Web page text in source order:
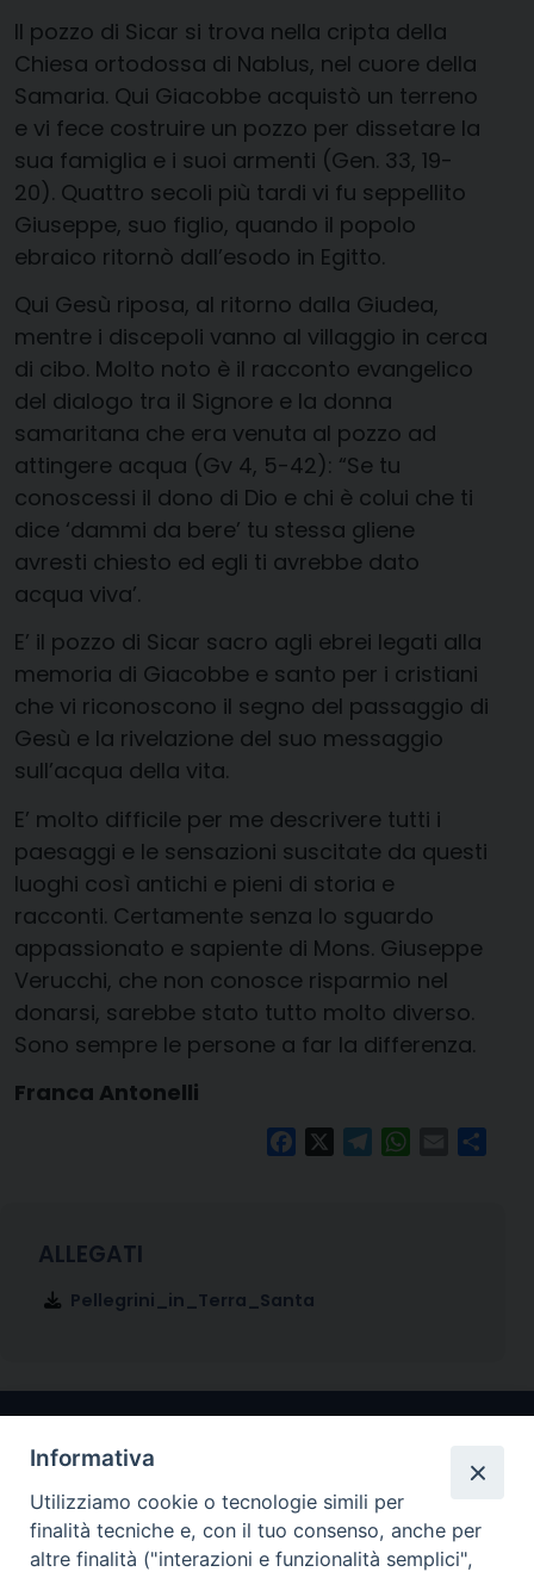
Il pozzo di Sicar si trova nella cripta della
Chiesa ortodossa di Nablus, nel cuore della
Samaria. Qui Giacobbe acquistò un terreno
e vi fece costruire un pozzo per dissetare la
sua famiglia e i suoi armenti (Gen. 33, 19-
20). Quattro secoli più tardi vi fu seppellito
Giuseppe, suo figlio, quando il popolo
ebraico ritornò dall’esodo in Egitto.
Qui Gesù riposa, al ritorno dalla Giudea,
mentre i discepoli vanno al villaggio in cerca
di cibo. Molto noto è il racconto evangelico
del dialogo tra il Signore e la donna
samaritana che era venuta al pozzo ad
attingere acqua (Gv 4, 5-42): “Se tu
conoscessi il dono di Dio e chi è colui che ti
dice ‘dammi da bere’ tu stessa gliene
avresti chiesto ed egli ti avrebbe dato
acqua viva’.
E’ il pozzo di Sicar sacro agli ebrei legati alla
memoria di Giacobbe e santo per i cristiani
che vi riconoscono il segno del passaggio di
Gesù e la rivelazione del suo messaggio
sull’acqua della vita.
E’ molto difficile per me descrivere tutti i
paesaggi e le sensazioni suscitate da questi
luoghi così antichi e pieni di storia e
racconti. Certamente senza lo sguardo
appassionato e sapiente di Mons. Giuseppe
Verucchi, che non conosce risparmio nel
donarsi, sarebbe stato tutto molto diverso.
Sono sempre le persone a far la differenza.
Franca Antonelli
FacebookTelegramWhatsApp
Email
Pellegrini_in_Terra_Santa
Informativa
Utilizziamo cookie o tecnologie simili per
finalità tecniche e, con il tuo consenso, anche per
altre finalità ("interazioni e funzionalità semplici",